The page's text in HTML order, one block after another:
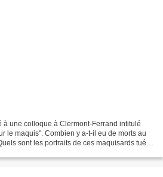
à une colloque à Clermont-Ferrand intitulé
le maquis". Combien y a-t-il eu de morts au
sont les portraits de ces maquisards tués